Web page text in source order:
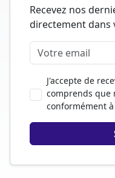
Recevez nos
directement dans
J'accepte de
comprends que
conformément